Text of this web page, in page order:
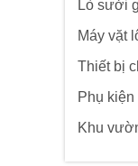
Lò sưởi
Máy vặt
Thiết bị
Phụ
Khu